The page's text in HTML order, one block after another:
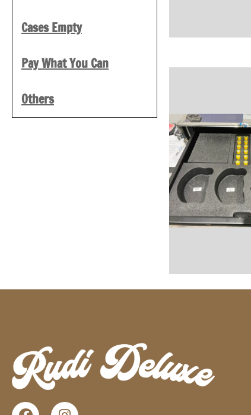
Cases Empty
Pay What You Can
Others